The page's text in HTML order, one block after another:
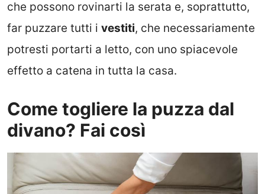
che possono rovinarti la serata e, soprattutto,
far puzzare tutti i vestiti, che necessariamente
potresti portarti a letto, con uno spiacevole
effetto a catena in tutta la casa.
Come togliere la puzza dal
divano? Fai così